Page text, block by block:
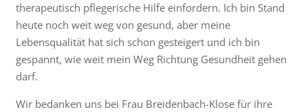
therapeutisch pflegerische Hilfe einfordern. Ich bin Stand
heute noch weit weg von gesund, aber meine
Lebensqualität hat sich schon gesteigert und ich bin
gespannt, wie weit mein Weg Richtung Gesundheit gehen
darf.
Wir bedanken uns bei Frau Breidenbach-Klose für ihre